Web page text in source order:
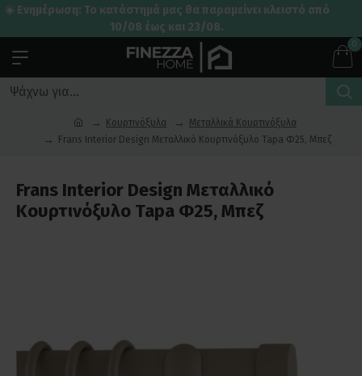
☀️ Ενημέρωση: Το κατάστημά μας θα παραμείνει κλειστό από
10/08 έως και 23/08.
0
Κουρτινόξυλα
Μεταλλικά Κουρτινόξυλα
Frans Interior Design Μεταλλικό Κουρτινόξυλο Tapa Φ25, Μπεζ
Frans Interior Design Μεταλλικό
Κουρτινόξυλο Tapa Φ25, Μπεζ